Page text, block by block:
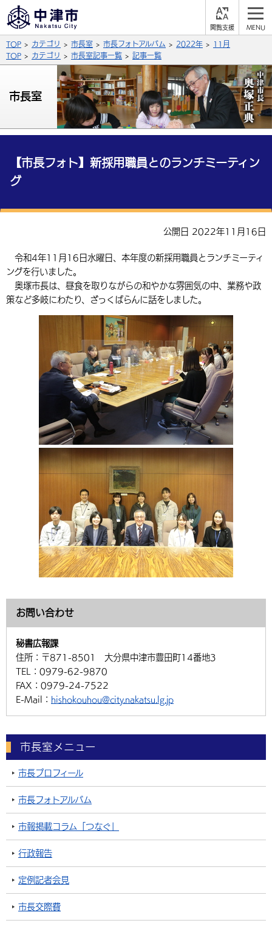
支
背景色
青 白
文字の大きさ
拡大 標準 縮小
英語（English）
中国語（繁体字） 韓国語（한국어）
公式SNS
X (Twitter) YouTube
サイト内検索
総合メニュー
くらしの情報
届出・登録・証明 保険・年金
健康・予防
税金 住宅・インフラ
環境・衛生 生涯学習・スポーツ・人権
事業者の方へ
産業・雇用
農林水産業 税金
都市整備
施設情報 子どもを預ける
手当・助成 健康・医療
相談・支援・情報 計画・施策
観光・移住
観光なび スポットを探す
遊ぶ・体験する グルメ・食べる
四季のイベント・祭り
移住・定住
市政情報
中津市について 市役所の紹介
地方創生・地域活性化 広報・広聴
行政・計画
TOP カテゴリ 市長室 市長フォトアルバム 2022年
11月
TOP
カテゴリ 市長室記事一覧 記事一覧
市長室
【市長フォト】新採用職員とのランチミーティン
グ
公開日 2022年11月16日
令和4年11月16日水曜日、本年度の新採用職員とランチミーティ
ングを行いました。
奥塚市長は、昼食を取りながらの和やかな雰囲気の中、業務や政
策など多岐にわたり、ざっくばらんに話をしました。
お問い合わせ
秘書広報課
住所： 〒871-8501 大分県中津市豊田町14番地3
TEL： 0979-62-9870
FAX： 0979-24-7522
E-Mail： hishokouhou@city.nakatsu.lg.jp
市長室メニュー
市長プロフィール
市長フォトアルバム
市報掲載コラム「つなぐ」
行政報告
定例記者会見
市長交際費